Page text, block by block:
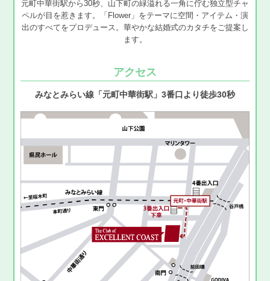
元町中華街駅から30秒、山下町の緑溢れる一角に佇む独立型チャ
ペルが目を惹きます。「Flower」をテーマに空間・アイテム・演
出のすべてをプロデュース。華やかな結婚式のカタチをご提案し
ます。
アクセス
みなとみらい線「元町中華街駅」3番口より徒歩30秒